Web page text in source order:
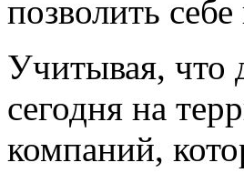
позволить
Учитывая, что
сегодня на
компаний,